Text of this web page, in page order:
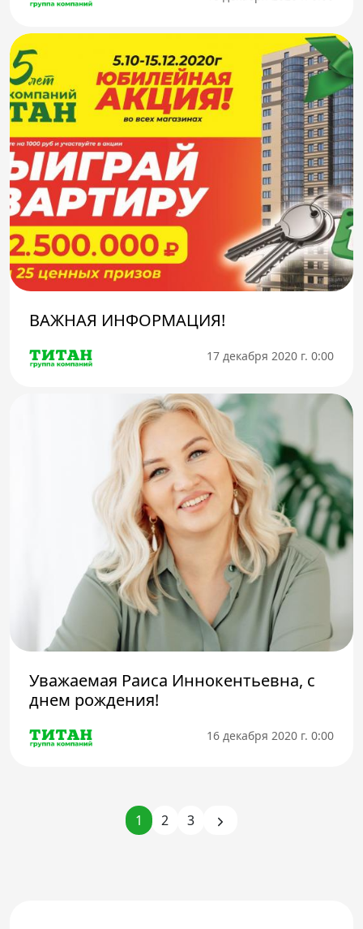
ВАЖНАЯ ИНФОРМАЦИЯ!
17 декабря 2020 г. 0:00
Уважаемая Раиса Иннокентьевна, с
днем рождения!
16 декабря 2020 г. 0:00
1 2 3